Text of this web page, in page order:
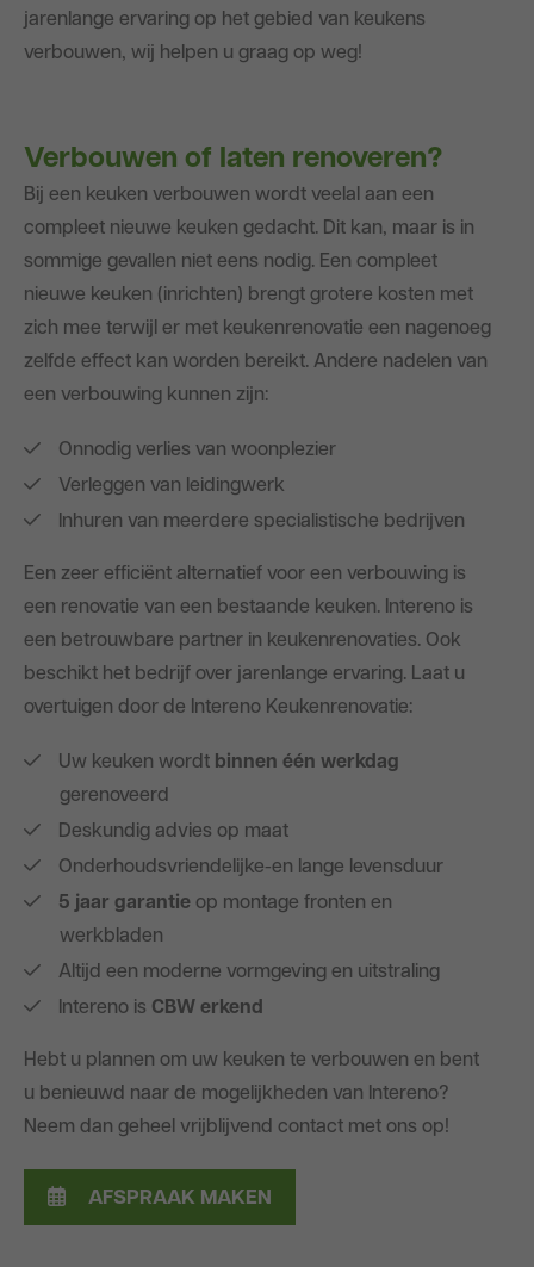
jarenlange ervaring op het gebied van keukens
verbouwen, wij helpen u graag op weg!
Verbouwen of laten renoveren?
Bij een keuken verbouwen wordt veelal aan een
compleet nieuwe keuken gedacht. Dit kan, maar is in
sommige gevallen niet eens nodig. Een compleet
nieuwe keuken (inrichten) brengt grotere kosten met
zich mee terwijl er met keukenrenovatie een nagenoeg
zelfde effect kan worden bereikt. Andere nadelen van
een verbouwing kunnen zijn:
Onnodig verlies van woonplezier
Verleggen van leidingwerk
Inhuren van meerdere specialistische bedrijven
Een zeer efficiënt alternatief voor een verbouwing is
een renovatie van een bestaande keuken. Intereno is
een betrouwbare partner in keukenrenovaties. Ook
beschikt het bedrijf over jarenlange ervaring. Laat u
overtuigen door de Intereno Keukenrenovatie:
Uw keuken wordt binnen één werkdag
gerenoveerd
Deskundig advies op maat
Onderhoudsvriendelijke-en lange levensduur
5 jaar garantie op montage fronten en
werkbladen
Altijd een moderne vormgeving en uitstraling
Intereno is CBW erkend
Hebt u plannen om uw keuken te verbouwen en bent
u benieuwd naar de mogelijkheden van Intereno?
Neem dan geheel vrijblijvend contact met ons op!
AFSPRAAK MAKEN